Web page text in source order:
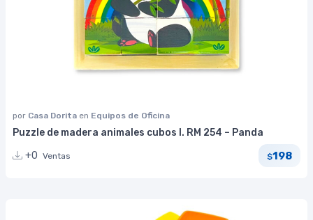
por Casa Dorita en Equipos de Oficina
Puzzle de madera animales cubos I. RM 254 – Panda
+0 Ventas $198